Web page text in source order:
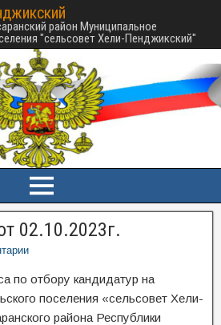
район Муниципальное
"сельсовет Хели-Пенджикский"
02.10.2023г.
по отбору кандидатур на
поселения «сельсовет Хели-
района Республики